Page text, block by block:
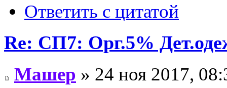
Ответить с цитатой
Re: СП7: Орг.5%
Машер » 24 ноя 2017,